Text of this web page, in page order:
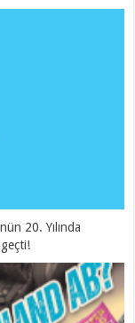
20. Yılında